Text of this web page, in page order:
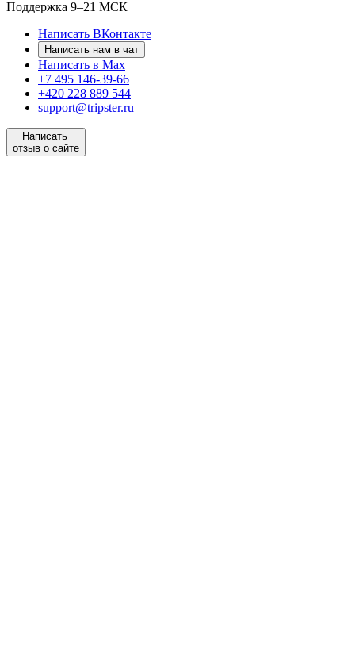
Поддержка 9–21 МСК
Написать ВКонтакте
Написать нам в чат
Написать в Max
+7 495 146-39-66
+420 228 889 544
support@tripster.ru
Написать
отзыв о сайте